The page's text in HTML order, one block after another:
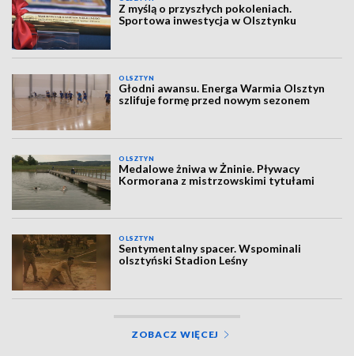
Z myślą o przyszłych pokoleniach.
Sportowa inwestycja w Olsztynku
OLSZTYN
Głodni awansu. Energa Warmia Olsztyn
szlifuje formę przed nowym sezonem
OLSZTYN
Medalowe żniwa w Żninie. Pływacy
Kormorana z mistrzowskimi tytułami
OLSZTYN
Sentymentalny spacer. Wspominali
olsztyński Stadion Leśny
ZOBACZ WIĘCEJ